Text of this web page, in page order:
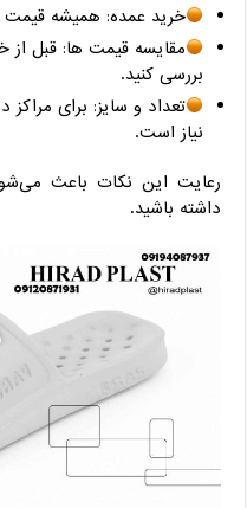
خرید عمده: همیشه قیمت
مقایسه قیمت ‌ها: قبل از
بررسی کنید.
تعداد و سایز: برای مراکز
نیاز است.
رعایت این نکات باعث
داشته باشید.